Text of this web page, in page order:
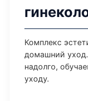
Комплекс
домашний
надолго,
уходу.